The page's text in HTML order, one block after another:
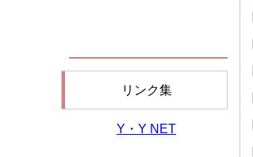
リンク集
Y・Y NET